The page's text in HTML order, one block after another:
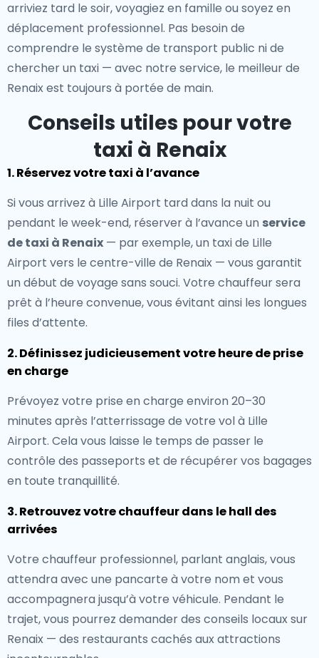
arriviez tard le soir, voyagiez en famille ou soyez en
déplacement professionnel. Pas besoin de
comprendre le système de transport public ni de
chercher un taxi — avec notre service, le meilleur de
Renaix est toujours à portée de main.
Conseils utiles pour votre
taxi à Renaix
1. Réservez votre taxi à l’avance
Si vous arrivez à Lille Airport tard dans la nuit ou
pendant le week-end, réserver à l’avance un service
de taxi à Renaix — par exemple, un taxi de Lille
Airport vers le centre-ville de Renaix — vous garantit
un début de voyage sans souci. Votre chauffeur sera
prêt à l’heure convenue, vous évitant ainsi les longues
files d’attente.
2. Définissez judicieusement votre heure de prise
en charge
Prévoyez votre prise en charge environ 20–30
minutes après l’atterrissage de votre vol à Lille
Airport. Cela vous laisse le temps de passer le
contrôle des passeports et de récupérer vos bagages
en toute tranquillité.
3. Retrouvez votre chauffeur dans le hall des
arrivées
Votre chauffeur professionnel, parlant anglais, vous
attendra avec une pancarte à votre nom et vous
accompagnera jusqu’à votre véhicule. Pendant le
trajet, vous pourrez demander des conseils locaux sur
Renaix — des restaurants cachés aux attractions